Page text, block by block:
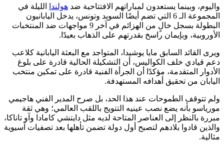
واليوم، وبينما يستعدون لمباراتهم الافتتاحية ضد هولندا
الليلة في
المجموعة الـ 6 التي تضم أيضًا السويد وتونس، يدخل اليابانيون
البطولة بسجل خالٍ من الهزائم في آخر 9 مواجهات ضد المنتخبات
الأوروبية، وبإيمان راسخ بقدرتهم على الذهاب بعيدًا.
ويرى القائد السابق مايا يوشيدا، المتواجد مع البعثة اليابانية كلاعب
دعم قيادي خلف الكواليس، أن التشكيلة الحالية قادرة على بلوغ
الأدوار المتقدمة، مؤكدًا أن الجرأة الفنية قادرة على تمكين منتخب
اليابان من تحقيق أهدافه المستهدفة.
ولم تتوقف الطموحات عند هذا الحد، بل صرح المدير الفني هاجيمي
مورياسو بأنه يضع نصب عينيه التتويج باللقب العالمي؛ وهي ثقة
مبررة بالنظر إلى العناصر المتاحة لديه مثل دايتشي كامادا وآو تاناكا،
والذين قادوا بلادهم لتصبح أول دولة تضمن تأهلها بعد تصفيات آسيوية
مثالية.